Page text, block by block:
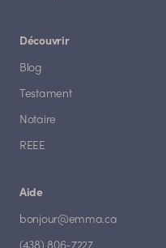
Découvrir
Blog
Testament
Notaire
REEE
Aide
bonjour@emma.ca
(438) 806-7227